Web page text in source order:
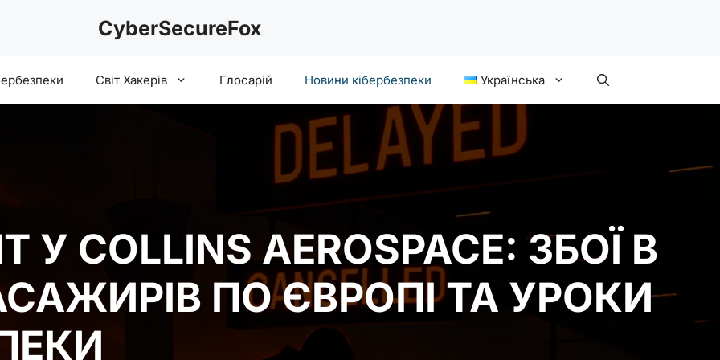
CyberSecureFox
Світ Хакерів Глосарій Новини кібербезпеки Українська
COLLINS AEROSPACE: ЗБОЇ В
ПО ЄВРОПІ ТА УРОКИ